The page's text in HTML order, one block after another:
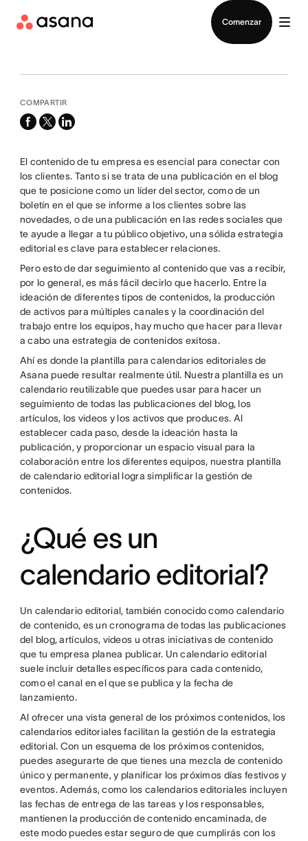
Comenzar
COMPARTIR
facebook
x-
linkedin
El contenido de tu empresa es esencial para conectar con
los clientes. Tanto si se trata de una publicación en el blog
que te posicione como un líder del sector, como de un
boletín en el que se informe a los clientes sobre las
novedades, o de una publicación en las redes sociales que
te ayude a llegar a tu público objetivo, una sólida estrategia
editorial es clave para establecer relaciones.
Pero esto de dar seguimiento al contenido que vas a recibir,
por lo general, es más fácil decirlo que hacerlo. Entre la
ideación de diferentes tipos de contenidos, la producción
de activos para múltiples canales y la coordinación del
trabajo entre los equipos, hay mucho que hacer para llevar
a cabo una estrategia de contenidos exitosa.
Ahí es donde la plantilla para calendarios editoriales de
Asana puede resultar realmente útil. Nuestra plantilla es un
calendario reutilizable que puedes usar para hacer un
seguimiento de todas las publicaciones del blog, los
artículos, los videos y los activos que produces. Al
establecer cada paso, desde la ideación hasta la
publicación, y proporcionar un espacio visual para la
colaboración entre los diferentes equipos, nuestra plantilla
de calendario editorial logra simplificar la gestión de
contenidos.
¿Qué es un
calendario editorial?
Un calendario editorial, también conocido como calendario
de contenido, es un cronograma de todas las publicaciones
del blog, artículos, videos u otras iniciativas de contenido
que tu empresa planea publicar. Un calendario editorial
suele incluir detalles específicos para cada contenido,
como el canal en el que se publica y la fecha de
lanzamiento.
Al ofrecer una vista general de los próximos contenidos, los
calendarios editoriales facilitan la gestión de la estrategia
editorial. Con un esquema de los próximos contenidos,
puedes asegurarte de que tienes una mezcla de contenido
único y permanente, y planificar los próximos días festivos y
eventos. Además, como los calendarios editoriales incluyen
las fechas de entrega de las tareas y los responsables,
mantienen la producción de contenido encaminada, de
este modo puedes estar seguro de que cumplirás con los